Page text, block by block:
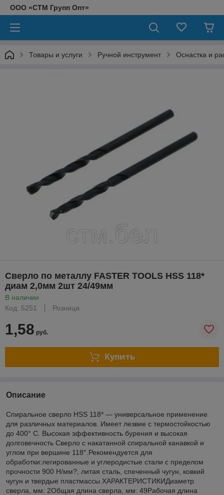
ООО «СТМ Групп Опт»
Товары и услуги Ручной инструмент Оснастка и
Сверло по металлу FASTER TOOLS HSS 118*
диам 2,0мм 2шт 24/49мм
В наличии
Код: 5251
Розница
1,58 руб.
Купить
Описание
Спиральное сверло HSS 118* — универсальное применение
для различных материалов. Имеет лезвие с термостойкостью
до 400° C. Высокая эффективность бурения и высокая
долговечность Сверло с накатанной спиральной канавкой и
углом при вершине 118°.Рекомендуется для
обработки:легированные и углеродистые стали с пределом
прочности 900 Н/мм?, литая сталь, спеченный чугун, ковкий
чугун и твердые пластмассы.ХАРАКТЕРИСТИКИДиаметр
сверла, мм: 2Общая длина сверла, мм: 49Рабочая длина